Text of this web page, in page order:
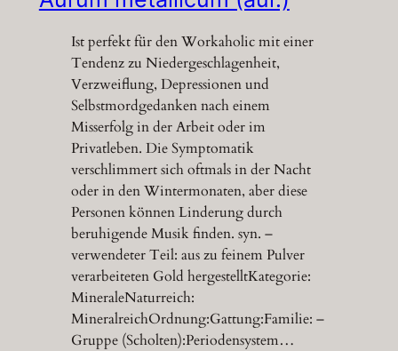
Ist perfekt für den Workaholic mit einer
Tendenz zu Niedergeschlagenheit,
Verzweiflung, Depressionen und
Selbstmordgedanken nach einem
Misserfolg in der Arbeit oder im
Privatleben. Die Symptomatik
verschlimmert sich oftmals in der Nacht
oder in den Wintermonaten, aber diese
Personen können Linderung durch
beruhigende Musik finden. syn. –
verwendeter Teil: aus zu feinem Pulver
verarbeiteten Gold hergestelltKategorie:
MineraleNaturreich:
MineralreichOrdnung:Gattung:Familie: –
Gruppe (Scholten):Periodensystem…